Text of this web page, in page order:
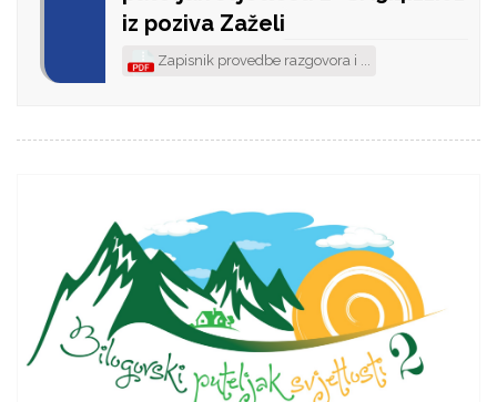
iz poziva Zaželi
Zapisnik provedbe razgovora i ...